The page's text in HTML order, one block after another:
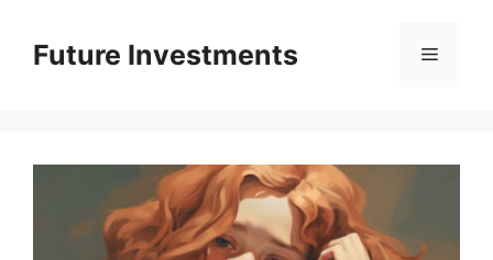
вмістуFuture Investments Меню